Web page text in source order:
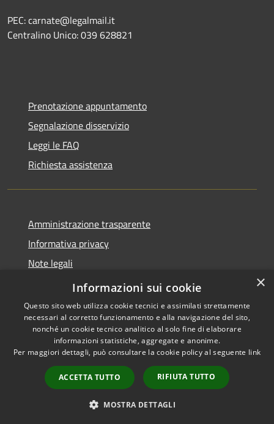
PEC: carnate@legalmail.it
Centralino Unico: 039 628821
Prenotazione appuntamento
Segnalazione disservizio
Leggi le FAQ
Richiesta assistenza
Amministrazione trasparente
Informativa privacy
Note legali
Dichiarazione di accessibilità
Accessibilità
Copyright © 2026 • Comune di
Carnate • Powered by
Municipium•
Accesso
redazione
×
Informazioni sui cookie
Questo sito web utilizza cookie tecnici e assimilati strettamente
necessari al corretto funzionamento e alla navigazione del sito,
nonché un cookie tecnico analitico al solo fine di elaborare
informazioni statistiche, aggregate e anonime.
Per maggiori dettagli, può consultare la cookie policy al seguente link
ACCETTA TUTTO RIFIUTA TUTTO
MOSTRA DETTAGLI